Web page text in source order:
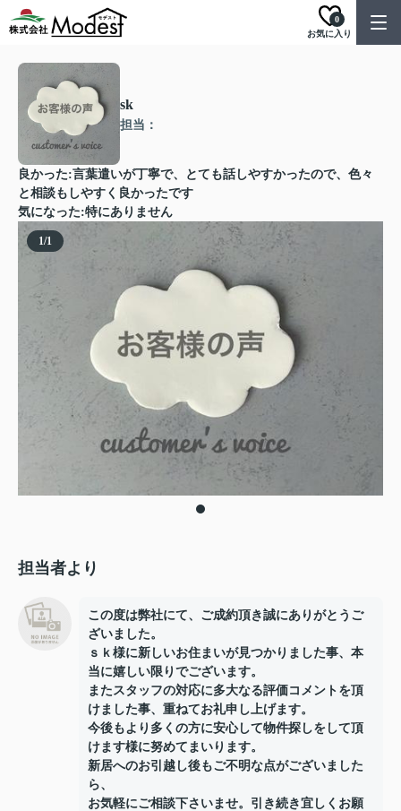
お気に入り
0
sk
担当：
良かった:言葉遣いが丁寧で、とても話しやすかったので、色々
と相談もしやすく良かったです
気になった:特にありません
1/1
担当者より
この度は弊社にて、ご成約頂き誠にありがとうご
ざいました。
ｓｋ様に新しいお住まいが見つかりました事、本
当に嬉しい限りでございます。
またスタッフの対応に多大なる評価コメントを頂
けました事、重ねてお礼申し上げます。
今後もより多くの方に安心して物件探しをして頂
けます様に努めてまいります。
新居へのお引越し後もご不明な点がございました
ら、
お気軽にご相談下さいませ。引き続き宜しくお願